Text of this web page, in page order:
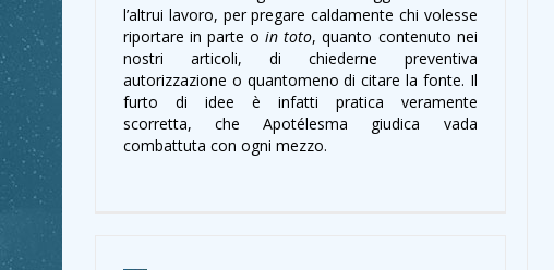
l’altrui lavoro, per pregare caldamente chi volesse
riportare in parte oin toto, quanto contenuto nei
nostri articoli, di chiederne preventiva
autorizzazione o quantomeno di citare la fonte. Il
furto di idee è infatti pratica veramente
scorretta, che Apotélesma giudica vada
combattuta con ogni mezzo.